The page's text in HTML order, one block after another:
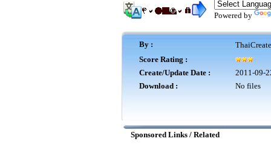
Powered by
By :
Score Rating :
Create/Update Date :
2011-09-
Download :
No files
Sponsored Links / Related